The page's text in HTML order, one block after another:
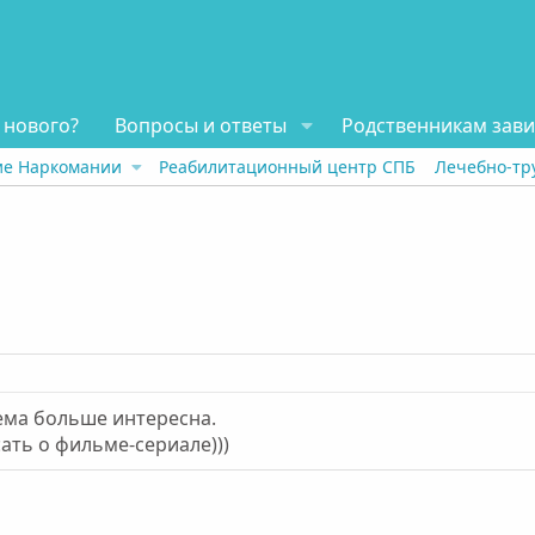
Вопросы и ответы Родственникам
Наркомании Реабилитационный центр СПБ
Лечебно-
больше интересна.
о фильме-сериале)))